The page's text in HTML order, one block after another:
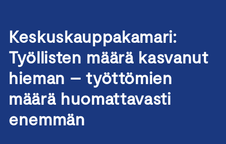
Keskuskauppakamari:
Työllisten määrä kasvanut
hieman – työttömien
määrä huomattavasti
enemmän